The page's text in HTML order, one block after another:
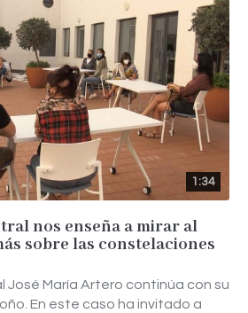
1:34
nos enseña a mirar al
sobre las constelaciones
José María Artero continúa con su
En este caso ha invitado a